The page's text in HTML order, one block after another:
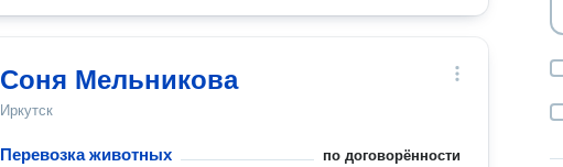
Соня Мельникова
Иркутск
Перевозка животных по договорённости